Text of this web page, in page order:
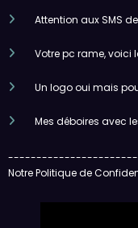
Attention aux SMS
Votre pc rame, voici
Un logo oui mais
Mes déboires avec
Notre Politique de